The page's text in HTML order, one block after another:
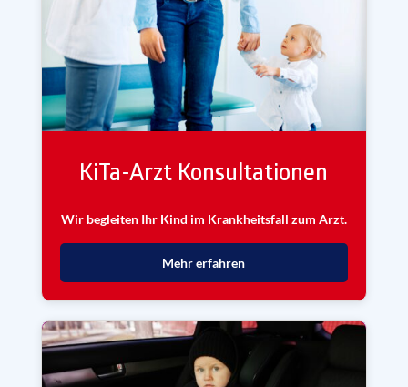
KiTa-Arzt Konsultationen
Wir begleiten Ihr Kind im Krankheitsfall zum Arzt.
Mehr erfahren